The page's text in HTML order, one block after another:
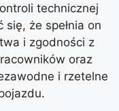
technicznej
że spełnia on
i zgodności z
oraz
i rzetelne